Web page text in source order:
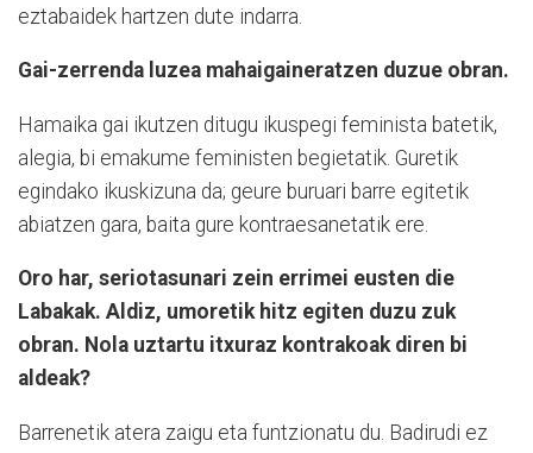
eztabaidek hartzen dute indarra.
Gai-zerrenda luzea mahaigaineratzen duzue obran.
Hamaika gai ikutzen ditugu ikuspegi feminista batetik,
alegia, bi emakume feministen begietatik. Guretik
egindako ikuskizuna da; geure buruari barre egitetik
abiatzen gara, baita gure kontraesanetatik ere.
Oro har, seriotasunari zein errimei eusten die
Labakak. Aldiz, umoretik hitz egiten duzu zuk
obran. Nola uztartu itxuraz kontrakoak diren bi
aldeak?
Barrenetik atera zaigu eta funtzionatu du. Badirudi ez